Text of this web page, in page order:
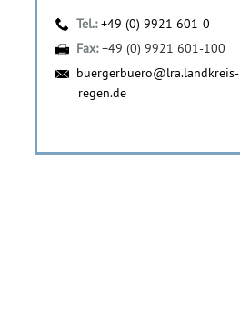
Tel.:+49 (0) 9921 601-0
Fax:+49 (0) 9921 601-100
buergerbuero@lra.landkreis-
regen.de